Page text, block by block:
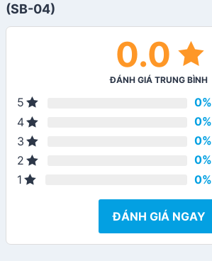
(SB-04)
0.0
ĐÁNH GIÁ TRUNG BÌNH
5 0%
4
0%
3
0%
2
0%
1
0%
ĐÁNH GIÁ NGAY